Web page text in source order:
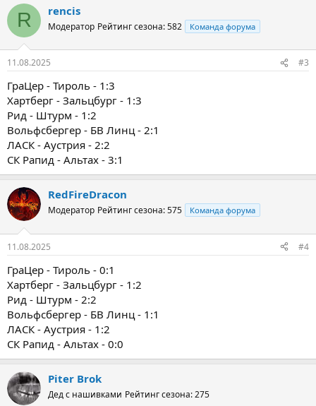
R rencis
Модератор Рейтинг сезона: 582 Команда форума
11.08.2025 #3
ГраЦер - Тироль - 1:3
Хартберг - Зальцбург - 1:3
Рид - Штурм - 1:2
Вольфсбергер - БВ Линц - 2:1
ЛАСК - Аустрия - 2:2
СК Рапид - Альтах - 3:1
RedFireDracon
Модератор Рейтинг сезона: 575 Команда форума
11.08.2025 #4
ГраЦер - Тироль - 0:1
Хартберг - Зальцбург - 1:2
Рид - Штурм - 2:2
Вольфсбергер - БВ Линц - 1:1
ЛАСК - Аустрия - 1:2
СК Рапид - Альтах - 0:0
Piter Brok
Дед с нашивками Рейтинг сезона: 275